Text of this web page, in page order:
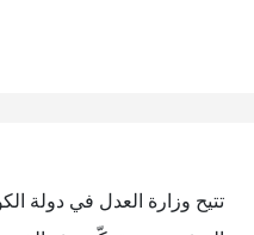
تتيح وزارة العدل في دولة